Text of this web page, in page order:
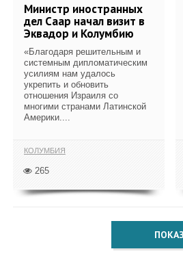
Министр иностранных
дел Саар начал визит в
Эквадор и Колумбию
«Благодаря решительным и
системным дипломатическим
усилиям нам удалось
укрепить и обновить
отношения Израиля со
многими странами Латинской
Америки....
КОЛУМБИЯ
265